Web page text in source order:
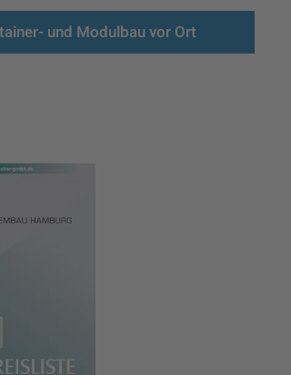
und Modulbau vor Ort